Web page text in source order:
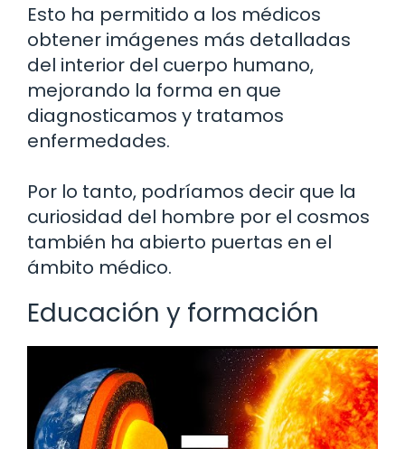
Esto ha permitido a los médicos
obtener imágenes más detalladas
del interior del cuerpo humano,
mejorando la forma en que
diagnosticamos y tratamos
enfermedades.
Por lo tanto, podríamos decir que la
curiosidad del hombre por el cosmos
también ha abierto puertas en el
ámbito médico.
Educación y formación